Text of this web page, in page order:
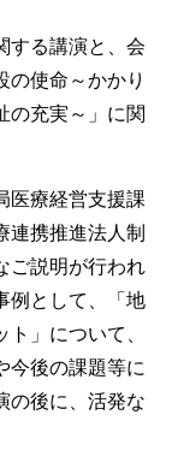
する講演と、会
の使命～かかり
の充実～」に関
医療経営支援課
連携推進法人制
ご説明が行われ
例として、「地
」について、
今後の課題等に
の後に、活発な